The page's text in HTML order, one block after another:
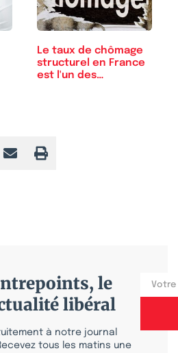
Le taux de chômage
structurel en France
est l'un des…
le
libéral
à notre journal
tous les matins une